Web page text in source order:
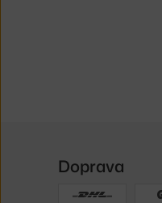
Doprava